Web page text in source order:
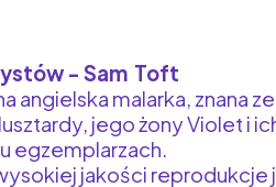
- Sam Toft
angielska malarka, znana
jego żony Violet i
egzemplarzach.
jakości